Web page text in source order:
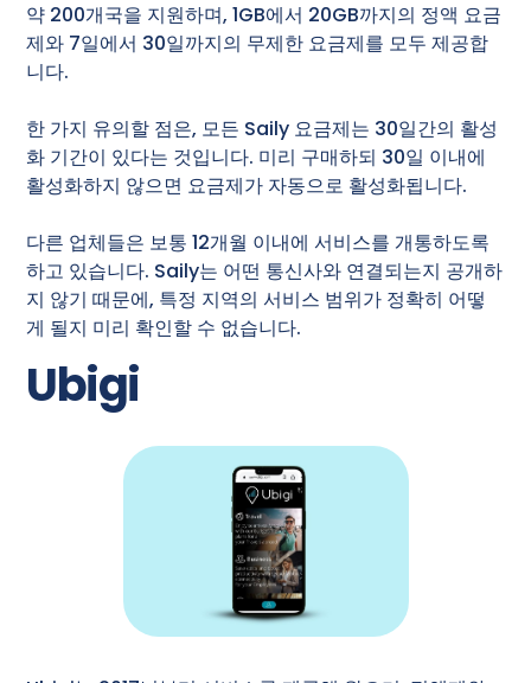
약 200개국을 지원하며, 1GB에서 20GB까지의 정액 요금
제와 7일에서 30일까지의 무제한 요금제를 모두 제공합
니다.
한 가지 유의할 점은, 모든 Saily 요금제는 30일간의 활성
화 기간이 있다는 것입니다. 미리 구매하되 30일 이내에
활성화하지 않으면 요금제가 자동으로 활성화됩니다.
다른 업체들은 보통 12개월 이내에 서비스를 개통하도록
하고 있습니다. Saily는 어떤 통신사와 연결되는지 공개하
지 않기 때문에, 특정 지역의 서비스 범위가 정확히 어떻
게 될지 미리 확인할 수 없습니다.
Ubigi